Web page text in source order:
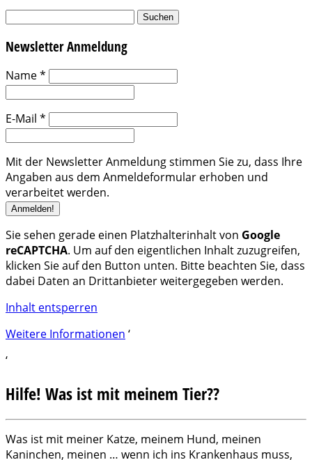
Suchen
Newsletter Anmeldung
Name*
E-Mail *
Mit der Newsletter Anmeldung stimmen Sie zu, dass Ihre
Angaben aus dem Anmeldeformular erhoben und
verarbeitet werden.
Sie sehen gerade einen Platzhalterinhalt von Google
reCAPTCHA. Um auf den eigentlichen Inhalt zuzugreifen,
klicken Sie auf den Button unten. Bitte beachten Sie, dass
dabei Daten an Drittanbieter weitergegeben werden.
Inhalt entsperren
Weitere Informationen ‘
‘
Hilfe! Was ist mit meinem Tier??
Was ist mit meiner Katze, meinem Hund, meinen
Kaninchen, meinen … wenn ich ins Krankenhaus muss,